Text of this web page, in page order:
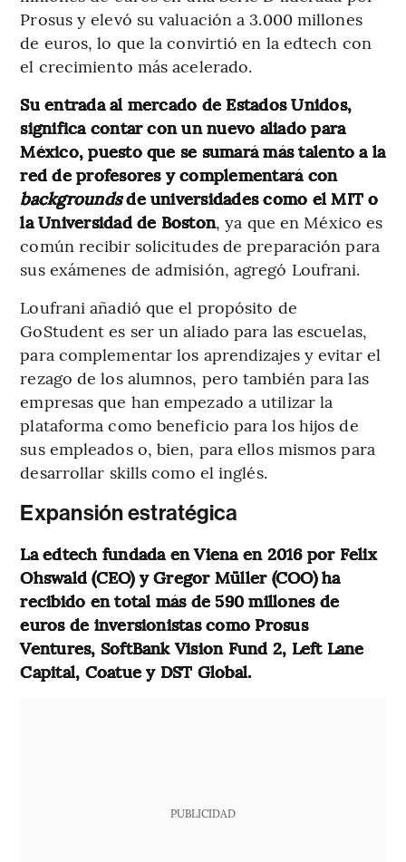
Prosus y elevó su valuación a 3.000 millones
de euros, lo que la convirtió en la edtech con
el crecimiento más acelerado.
Su entrada al mercado de Estados Unidos,
significa contar con un nuevo aliado para
México, puesto que se sumará más talento a la
red de profesores y complementará con
backgroundsde universidades como el MIT o
la Universidad de Boston, ya que en México es
común recibir solicitudes de preparación para
sus exámenes de admisión, agregó Loufrani.
Loufrani añadió que el propósito de
GoStudent es ser un aliado para las escuelas,
para complementar los aprendizajes y evitar el
rezago de los alumnos, pero también para las
empresas que han empezado a utilizar la
plataforma como beneficio para los hijos de
sus empleados o, bien, para ellos mismos para
desarrollar skills como el inglés.
Expansión estratégica
La edtech fundada en Viena en 2016 por Felix
Ohswald (CEO) y Gregor Müller (COO) ha
recibido en total más de 590 millones de
euros de inversionistas como Prosus
Ventures, SoftBank Vision Fund 2, Left Lane
Capital, Coatue y DST Global.
PUBLICIDAD